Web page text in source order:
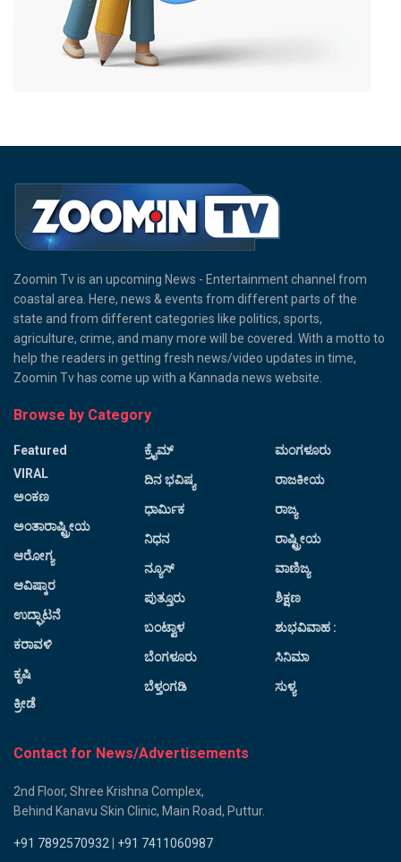
Zoomin Tv is an upcoming News - Entertainment channel from
coastal area. Here, news & events from different parts of the
state and from different categories like politics, sports,
agriculture, crime, and many more will be covered. With a motto to
help the readers in getting fresh news/video updates in time,
Zoomin Tv has come up with a Kannada news website.
Browse by Category
Featured
VIRAL
ಅಂಕಣ
ಅಂತಾರಾಷ್ಟ್ರೀಯ
ಆರೋಗ್ಯ
ಆವಿಷ್ಕಾರ
ಉದ್ಘಾಟನೆ
ಕರಾವಳಿ
ಕೃಷಿ
ಕ್ರೀಡೆ
ಕ್ರೈಮ್
ದಿನ ಭವಿಷ್ಯ
ಧಾರ್ಮಿಕ
ನಿಧನ
ನ್ಯೂಸ್
ಪುತ್ತೂರು
ಬಂಟ್ವಾಳ
ಬೆಂಗಳೂರು
ಬೆಳ್ತಂಗಡಿ
ಮಂಗಳೂರು
ರಾಜಕೀಯ
ರಾಜ್ಯ
ರಾಷ್ಟ್ರೀಯ
ವಾಣಿಜ್ಯ
ಶಿಕ್ಷಣ
ಶುಭವಿವಾಹ :
ಸಿನಿಮಾ
ಸುಳ್ಯ
Contact for News/Advertisements
2nd Floor, Shree Krishna Complex,
Behind Kanavu Skin Clinic, Main Road, Puttur.
+91 7892570932 +91 7411060987